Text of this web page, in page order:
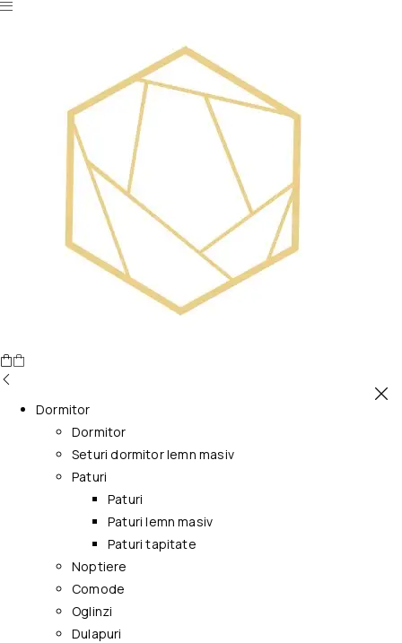
Dormitor
Dormitor
Seturi dormitor lemn masiv
Paturi
Paturi
Paturi lemn masiv
Paturi tapitate
Noptiere
Comode
Oglinzi
Dulapuri